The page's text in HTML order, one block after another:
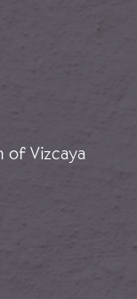
of Vizcaya